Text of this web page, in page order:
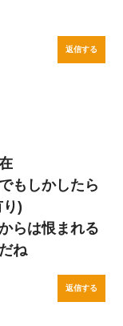
返信する
もしかしたら
)
らは恨まれる
ね
返信する